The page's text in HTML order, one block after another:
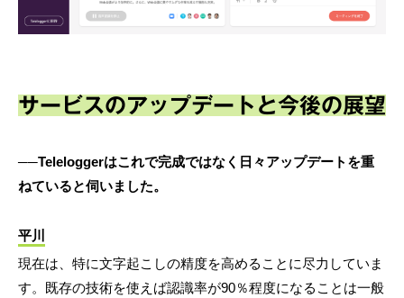
サービスのアップデートと今後の展望
──Teleloggerはこれで完成ではなく日々アップデートを重
ねていると伺いました。
平川
現在は、特に文字起こしの精度を高めることに尽力していま
す。既存の技術を使えば認識率が90％程度になることは一般